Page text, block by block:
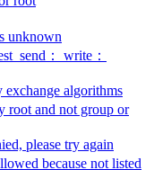
unknown
： write：
algorithms
root and not group or
please try again
because not listed